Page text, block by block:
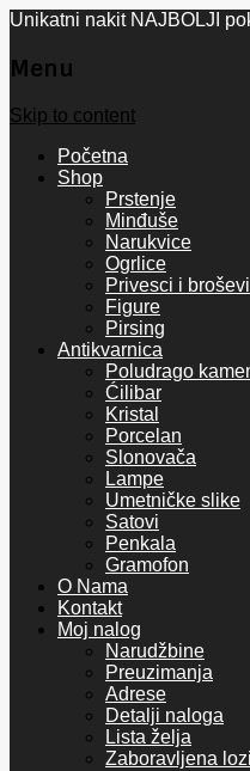
Unikatni nakit NAJBOLJI
Menu
Skip to content
Početna
Shop
Prstenje
Minđuše
Narukvice
Ogrlice
Privesci i broševi
Figure
Pirsing
Antikvarnica
Poludrago
Ćilibar
Kristal
Porcelan
Slonovača
Lampe
Umetničke slike
Satovi
Penkala
Gramofon
O Nama
Kontakt
Moj nalog
Narudžbine
Preuzimanja
Adrese
Detalji naloga
Lista želja
Zaboravljena